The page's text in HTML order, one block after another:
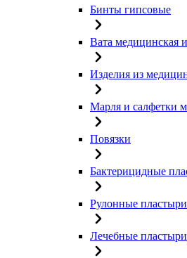
Бинты гипсовые
Вата медицинская
Изделия из
Марля и салфетки
Повязки
Бактерицидные
Рулонные пластыри
Лечебные пластыри